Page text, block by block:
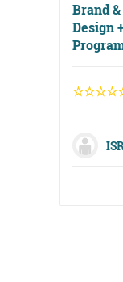
Brand
Design